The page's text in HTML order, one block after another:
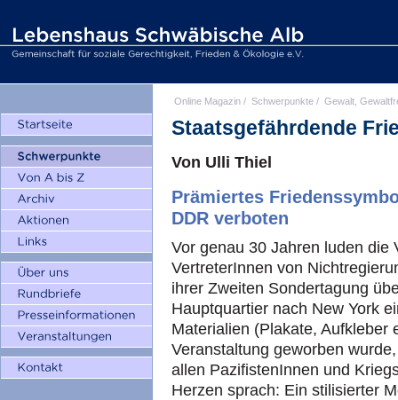
Online Magazin / Schwerpunkte / Gewalt,
Staatsgefährdende
Von Ulli Thiel
Prämiertes
DDR verboten
Vor genau 30 Jahren luden die
VertreterInnen von
ihrer Zweiten Sondertagung
Hauptquartier nach New York
Materialien (Plakate, Aufkleber
Veranstaltung geworben
allen PazifistenInnen und
Herzen sprach: Ein stilisierter